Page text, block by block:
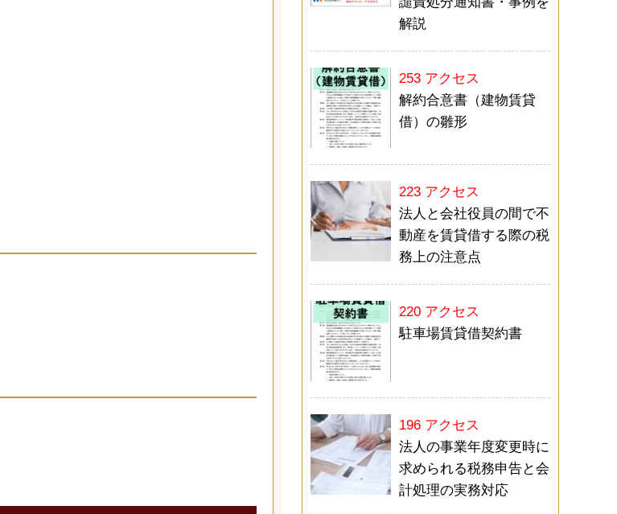
解説
253 アクセス
解約合意書（建物賃貸
借）の雛形
223 アクセス
法人と会社役員の間で不
動産を賃貸借する際の税
務上の注意点
220 アクセス
駐車場賃貸借契約書
196 アクセス
法人の事業年度変更時に
求められる税務申告と会
計処理の実務対応